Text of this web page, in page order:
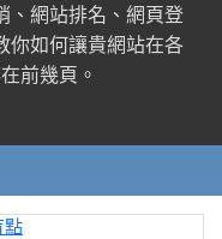
、網站排名、網頁登
你如何讓貴網站在各
前幾頁。
點